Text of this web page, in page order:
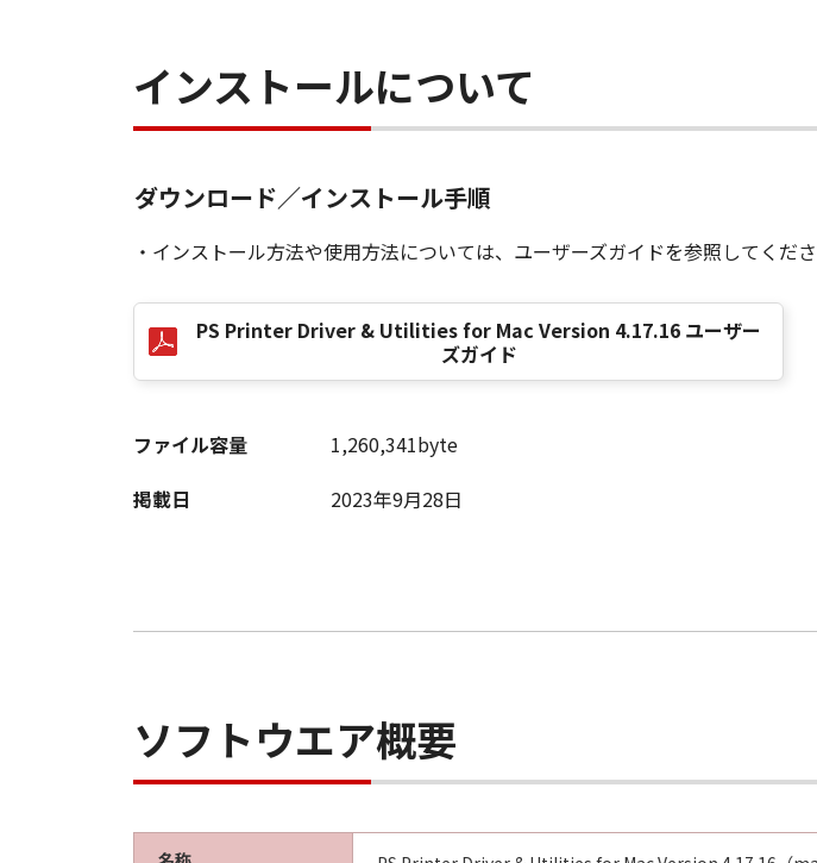
本契約に明示的に定める場合を除き、お客様は、「許諾ソフトウェ
ること、または複製もしくは翻訳することはできません。また、第三
(5)
(6)
このような行為をさせてはなりません。
お客様は、「コンテンツデータ」に関するキヤノンまたはキヤノン
法で「コンテンツデータ」を利用することはできません。また、第
(8)
し、登記し、または登録することはできません。また、第三者にこの
(9)
お客様は、「コンテンツデータ」を、キヤノン、キヤノンの子会社
クセスした場合に、お客様の使用環境に適合した情報・データのお
客様の個人情報は含まれません。）、および、(2)キヤノン、キヤノ
されたこれらの情報を今後の製品開発や品質・サービスの向上のた
のとします。
(1)
インストールについて
ダウンロード／インストール手順
・インストール方法や使用方法については、ユーザーズガイドを参照してくださ
PS Printer Driver & Utilities for Mac Version 4.17.16 ユーザー
ズガイド
ファイル容量
1,260,341byte
掲載日
2023年9月28日
ソフトウエア概要